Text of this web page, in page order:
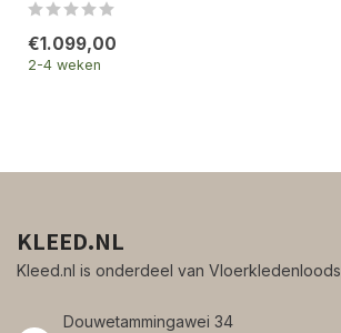
€1.099,00
2-4 weken
KLEED.NL
Kleed.nl is onderdeel van Vloerkledenloods
Douwetammingawei 34